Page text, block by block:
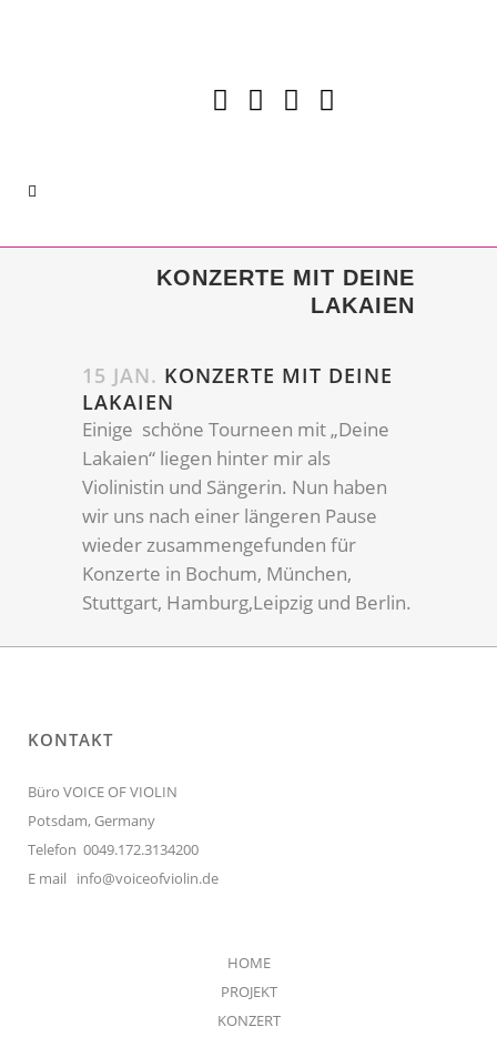
KONZERTE MIT DEINE
LAKAIEN
15 JAN. KONZERTE MIT DEINE
LAKAIEN
Einige schöne Tourneen mit „Deine
Lakaien“ liegen hinter mir als
Violinistin und Sängerin. Nun haben
wir uns nach einer längeren Pause
wieder zusammengefunden für
Konzerte in Bochum, München,
Stuttgart, Hamburg,Leipzig und Berlin.
KONTAKT
Büro VOICE OF VIOLIN
Potsdam, Germany
Telefon 0049.172.3134200
E mail info@voiceofviolin.de
HOME
PROJEKT
KONZERT